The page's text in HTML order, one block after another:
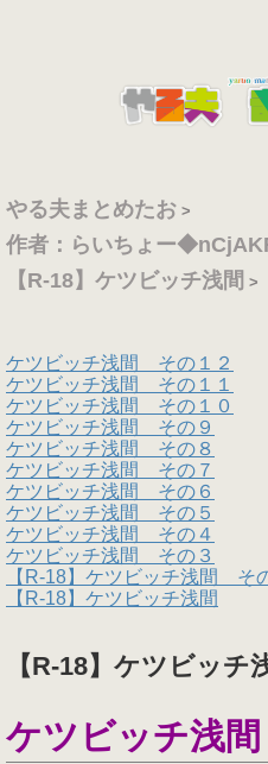
やる夫まとめたお >
作者：らいちょー
【R-18】ケツビッチ浅間 >
ケツビッチ浅間 その１２
ケツビッチ浅間 その１１
ケツビッチ浅間 その１０
ケツビッチ浅間 その９
ケツビッチ浅間 その８
ケツビッチ浅間 その７
ケツビッチ浅間 その６
ケツビッチ浅間 その５
ケツビッチ浅間 その４
ケツビッチ浅間 その３
【R-18】ケツビッチ浅間 そ
【R-18】ケツビッチ浅間
【R-18】ケツビッチ
ケツビッチ浅